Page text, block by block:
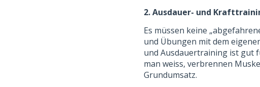
2. Ausdauer- und
Es müssen keine
und Übungen mit dem
und Ausdauertraining ist gut
man weiss, verbrennen
Grundumsatz.